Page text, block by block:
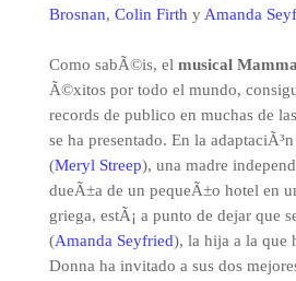
Brosnan, Colin Firth y Amanda
Como sabÃ©is, el musical
Ã©xitos por todo el mundo,
records de publico en muchas de
se ha presentado. En la
(Meryl Streep), una madre
dueÃ±a de un pequeÃ±o hotel en
griega, estÃ¡ a punto de dejar que
(Amanda Seyfried), la hija a la que
Donna ha invitado a sus dos